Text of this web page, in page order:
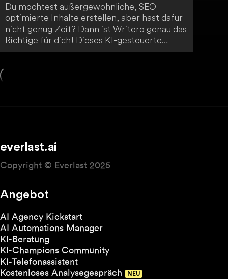
Du möchtest außergewöhnliche, SEO-
optimierte Inhalte erstellen, aber hast dafür
nicht genug Zeit? Dann ist Writero genau das
Richtige für dich! Dieses KI-gesteuerte
Texterstellungs- und Inhaltskreationstool
everlast.ai
Copyright © Everlast 2025
Angebot
AI Agency Kickstart
AI Automations Manager
KI-Beratung
KI-Champions Community
KI-Telefonassistent
Kostenloses Analysegespräch